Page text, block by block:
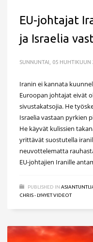
EU-johtajat
ja Israelia
SUNNUNTAI, 05 HUHTIKUUN
Iranin ei kannata
Euroopan johtajat eivät
sivustakatsojia. He
Israelia vastaan pyrkien
He käyvät kulissien
yrittävät suostutella
neuvottelematta
EU-johtajien Iranille
PUBLISHED IN
CHRIS - LYHYET VIDEOT